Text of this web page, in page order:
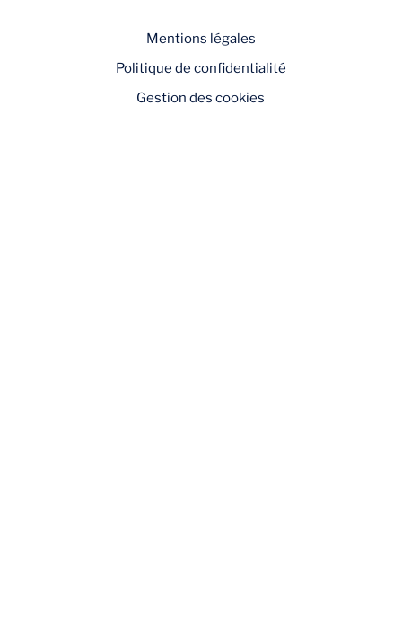
Mentions légales
Politique de confidentialité
Gestion des cookies